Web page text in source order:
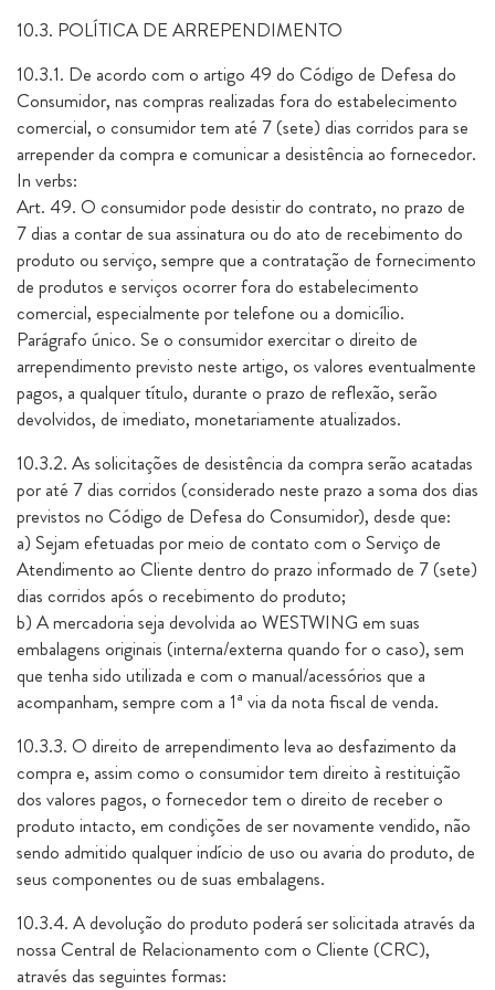
10.3. POLÍTICA DE ARREPENDIMENTO
10.3.1. De acordo com o artigo 49 do Código de Defesa do
Consumidor, nas compras realizadas fora do estabelecimento
comercial, o consumidor tem até 7 (sete) dias corridos para se
arrepender da compra e comunicar a desistência ao fornecedor.
In verbs:
Art. 49. O consumidor pode desistir do contrato, no prazo de
7 dias a contar de sua assinatura ou do ato de recebimento do
produto ou serviço, sempre que a contratação de fornecimento
de produtos e serviços ocorrer fora do estabelecimento
comercial, especialmente por telefone ou a domicílio.
Parágrafo único. Se o consumidor exercitar o direito de
arrependimento previsto neste artigo, os valores eventualmente
pagos, a qualquer título, durante o prazo de reflexão, serão
devolvidos, de imediato, monetariamente atualizados.
10.3.2. As solicitações de desistência da compra serão acatadas
por até 7 dias corridos (considerado neste prazo a soma dos dias
previstos no Código de Defesa do Consumidor), desde que:
a) Sejam efetuadas por meio de contato com o Serviço de
Atendimento ao Cliente dentro do prazo informado de 7 (sete)
dias corridos após o recebimento do produto;
b) A mercadoria seja devolvida ao WESTWING em suas
embalagens originais (interna/externa quando for o caso), sem
que tenha sido utilizada e com o manual/acessórios que a
acompanham, sempre com a 1ª via da nota fiscal de venda.
10.3.3. O direito de arrependimento leva ao desfazimento da
compra e, assim como o consumidor tem direito à restituição
dos valores pagos, o fornecedor tem o direito de receber o
produto intacto, em condições de ser novamente vendido, não
sendo admitido qualquer indício de uso ou avaria do produto, de
seus componentes ou de suas embalagens.
10.3.4. A devolução do produto poderá ser solicitada através da
nossa Central de Relacionamento com o Cliente (CRC),
através das seguintes formas: